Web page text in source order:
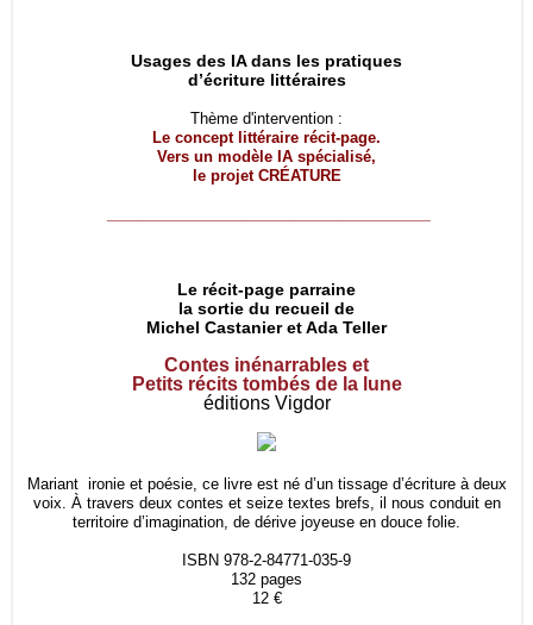
Usages des IA dans les pratiques
d’écriture littéraires
Thème d'intervention :
Le concept littéraire récit-page.
Vers un modèle IA spécialisé,
le projet CRÉATURE
Le récit-page parraine
la sortie du recueil de
Michel Castanier et Ada Teller
Contes inénarrables et
Petits récits tombés de la lune
éditions Vigdor
Mariant ironie et poésie, ce livre est né d’un tissage d’écriture à deux
voix. À travers deux contes et seize textes brefs, il nous conduit en
territoire d’imagination, de dérive joyeuse en douce folie.
ISBN 978-2-84771-035-9
132 pages
12 €